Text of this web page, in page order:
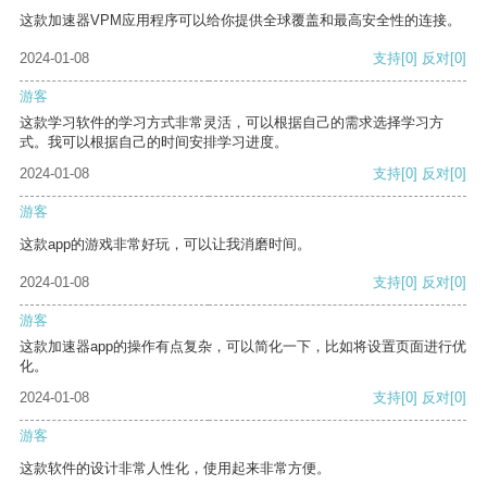
这款加速器VPM应用程序可以给你提供全球覆盖和最高安全性的连接。
2024-01-08 支持[0] 反对[0]
游客
这款学习软件的学习方式非常灵活，可以根据自己的需求选择学习方
式。我可以根据自己的时间安排学习进度。
2024-01-08
支持[0] 反对[0]
游客
这款app的游戏非常好玩，可以让我消磨时间。
2024-01-08 支持[0] 反对[0]
游客
这款加速器app的操作有点复杂，可以简化一下，比如将设置页面进行优
化。
2024-01-08
支持[0] 反对[0]
游客
这款软件的设计非常人性化，使用起来非常方便。